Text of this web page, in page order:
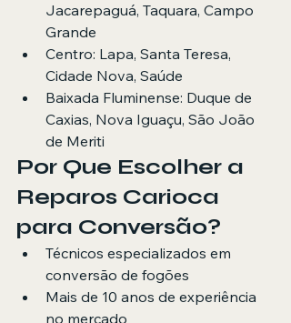
Jacarepaguá, Taquara, Campo
Grande
Centro: Lapa, Santa Teresa,
Cidade Nova, Saúde
Baixada Fluminense: Duque de
Caxias, Nova Iguaçu, São João
de Meriti
Por Que Escolher a
Reparos Carioca
para Conversão?
Técnicos especializados em
conversão de fogões
Mais de 10 anos de experiência
no mercado